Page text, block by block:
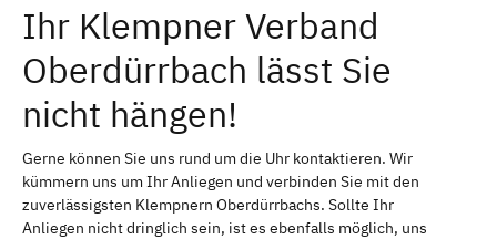
Ihr Klempner Verband
Oberdürrbach lässt Sie
nicht hängen!
Gerne können Sie uns rund um die Uhr kontaktieren. Wir
kümmern uns um Ihr Anliegen und verbinden Sie mit den
zuverlässigsten Klempnern Oberdürrbachs. Sollte Ihr
Anliegen nicht dringlich sein, ist es ebenfalls möglich, uns